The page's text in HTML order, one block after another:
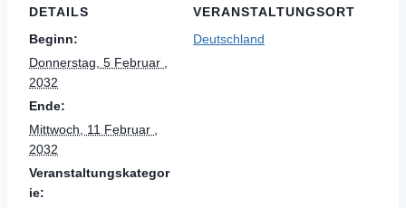
DETAILS
Beginn:
Donnerstag, 5 Februar ,
2032
Ende:
Mittwoch, 11 Februar ,
2032
Veranstaltungskategor
ie:
VERANSTALTUNGSORT
Deutschland